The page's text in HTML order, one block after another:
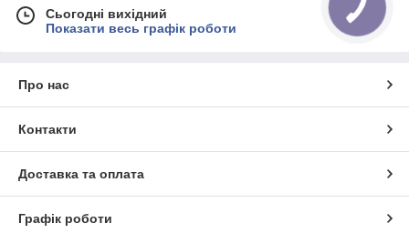
Сьогодні вихідний
Показати весь графік роботи
Про нас
Контакти
Доставка та оплата
Графік роботи